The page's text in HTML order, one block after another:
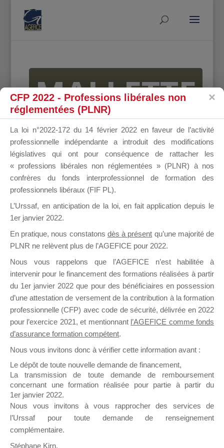
MALLETTE
DU
DIRIGEANT
il y a un mois
Ce groupe est destiné aux Organismes de
Formation qui souhaitent répondre à l’Appel à
Propositions Mallette du Dirigeant.
Ce groupe propose un forum dédié au support
sur lequel il est possible de laisser un message
ou poser une question.
NB : Il est nécessaire d’être
pouvoir rejoindre ce groupe
CFP 2022 - Professions libérales non
réglementées (PLNR)
La loi n°2022-172 du 14 février 2022 en faveur de l’activité
professionnelle indépendante a introduit des modifications
législatives qui ont pour conséquence de rattacher les
« professions libérales non réglementées » (PLNR) à nos
confrères du fonds interprofessionnel de formation des
professionnels libéraux (FIF PL).
L’Urssaf, en anticipation de la loi, en fait application depuis le
1er janvier 2022.
En pratique, nous constatons dès à présent qu’une majorité de
PLNR ne relèvent plus de l’AGEFICE pour 2022.
Nous vous rappelons que l’AGEFICE n’est habilitée à
intervenir pour le financement des formations réalisées à partir
du 1er janvier 2022 que pour des bénéficiaires en possession
d’une attestation de versement de la contribution à la formation
professionnelle (CFP) avec code de sécurité, délivrée en 2022
pour l’exercice 2021, et mentionnant l’AGEFICE comme fonds
d’assurance formation compétent.
Nous vous invitons donc à vérifier cette information avant :
Le dépôt de toute nouvelle demande de financement,
La transmission de toute demande de remboursement
concernant une formation réalisée pour partie à partir du
1er janvier 2022.
Nous vous invitons à vous rapprocher des services de
l’Urssaf pour toute demande de renseignement
complémentaire.
Stéphane Kirn,